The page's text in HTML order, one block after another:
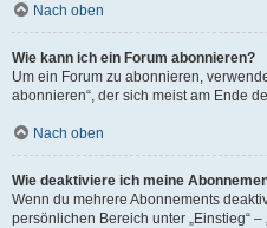
Nach oben
Wie kann ich ein Forum abonnieren?
Um ein Forum zu abonnieren,
abonnieren“, der sich meist am Ende
Nach oben
Wie deaktiviere ich meine
Wenn du mehrere Abonnements
persönlichen Bereich unter „Einstieg“ –